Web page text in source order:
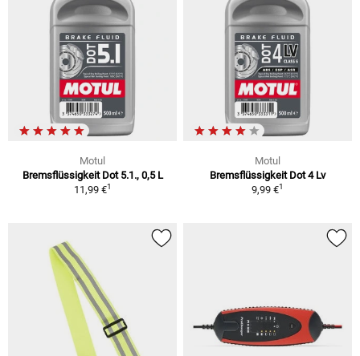
Motul
Bremsflüssigkeit Dot 5.1., 0,5 L
11,99 €1
Motul
Bremsflüssigkeit Dot 4 Lv
9,99 €1